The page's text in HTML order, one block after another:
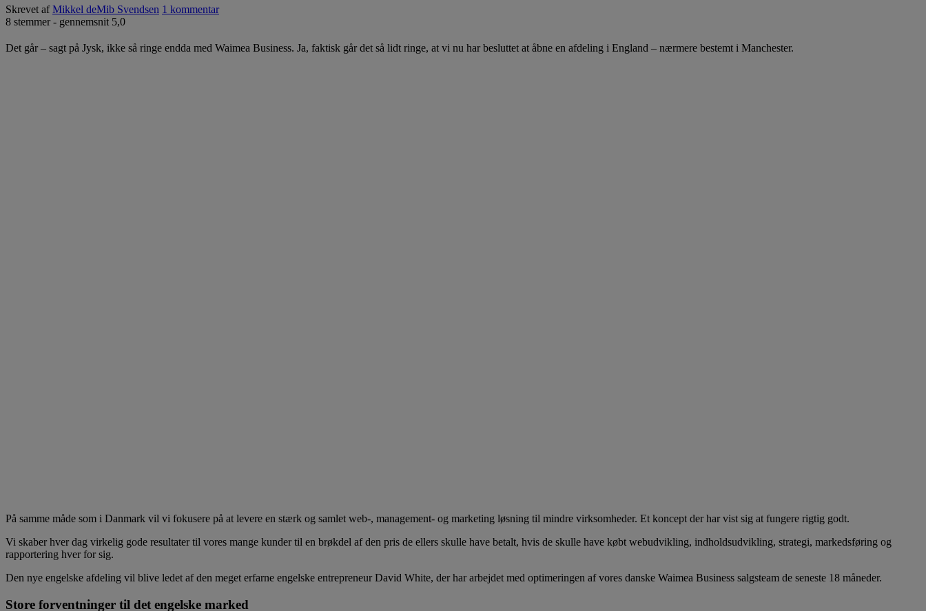
Skrevet afMikkel deMib Svendsen 1 kommentar
8 stemmer - gennemsnit 5,0
Det går – sagt på Jysk, ikke så ringe endda med Waimea Business. Ja, faktisk går det så lidt ringe, at vi nu har besluttet at åbne en afdeling i England – nærmere bestemt i Manchester.
På samme måde som i Danmark vil vi fokusere på at levere en stærk og samlet web-, management- og marketing løsning til mindre virksomheder. Et koncept der har vist sig at fungere rigtig godt.
Vi skaber hver dag virkelig gode resultater til vores mange kunder til en brøkdel af den pris de ellers skulle have betalt, hvis de skulle have købt webudvikling, indholdsudvikling, strategi, markedsføring og
rapportering hver for sig.
Den nye engelske afdeling vil blive ledet af den meget erfarne engelske entrepreneur David White, der har arbejdet med optimeringen af vores danske Waimea Business salgsteam de seneste 18 måneder.
Store forventninger til det engelske marked